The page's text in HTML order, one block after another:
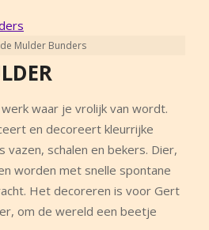
Mulder Bunders
waar je vrolijk van wordt.
en decoreert kleurrijke
vazen, schalen en bekers. Dier,
worden met snelle spontane
Het decoreren is voor Gert
om de wereld een beetje